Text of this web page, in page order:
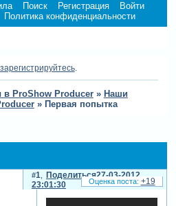
Поиск Регистрация
Войти
Политика конфиденциальности
зарегистрируйтесь.
в ProShow Producer » Наши
» Первая попытка
Поделиться
1
27-03-2012
23:01:30
+19